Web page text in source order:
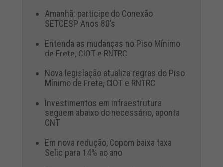
Amanhã: participe do Conexão
SETCESP Anos 80's
Entenda as mudanças no Piso Mínimo
de Frete, CIOT e RNTRC
Nova legislação atualiza regras do Piso
Mínimo de Frete, CIOT e RNTRC
Investimentos em infraestrutura
seguem abaixo do necessário, aponta
CNT
Em nova redução, Copom baixa taxa
Selic para 14% ao ano